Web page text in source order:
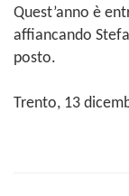
Quest’anno è
affiancando
posto.
Trento, 13